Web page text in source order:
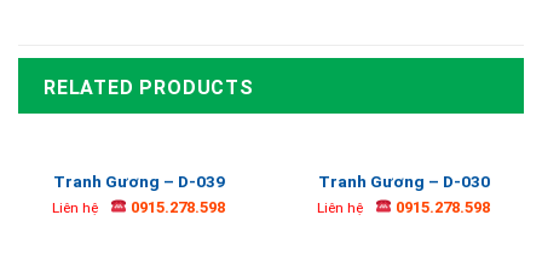
RELATED PRODUCTS
Tranh Gương – D-039
Liên hệ 0915.278.598
Tranh Gương – D-030
Liên hệ 0915.278.598